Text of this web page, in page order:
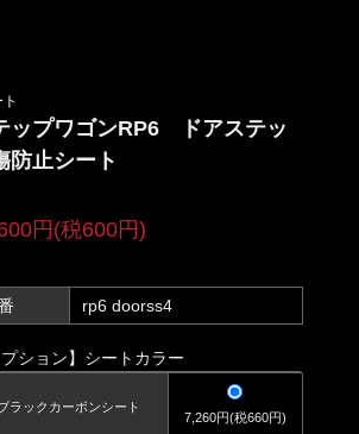
ップワゴンRP6 ドアステッ
防止シート
円(税600円)
rp6 doorss4
プション】シートカラー
ラックカーボンシート
7,260円(税660円)